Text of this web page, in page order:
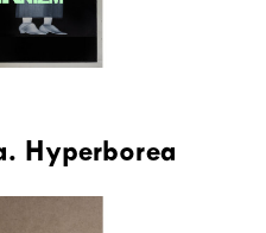
Hyperborea